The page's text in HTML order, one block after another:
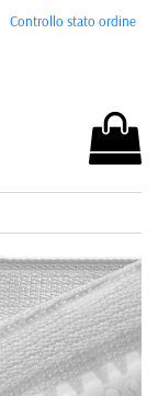
Controllo stato ordine